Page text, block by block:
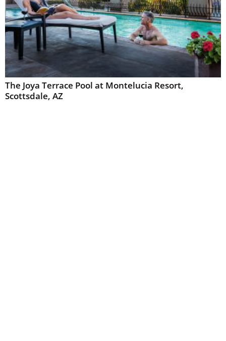
The Joya Terrace Pool at Montelucia Resort,
Scottsdale, AZ